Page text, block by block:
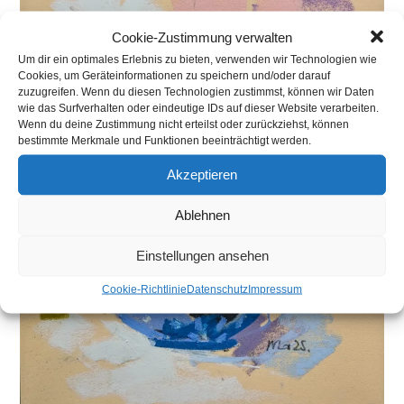
Cookie-Zustimmung verwalten
Um dir ein optimales Erlebnis zu bieten, verwenden wir Technologien wie
Cookies, um Geräteinformationen zu speichern und/oder darauf
zuzugreifen. Wenn du diesen Technologien zustimmst, können wir Daten
wie das Surfverhalten oder eindeutige IDs auf dieser Website verarbeiten.
Wenn du deine Zustimmung nicht erteilst oder zurückziehst, können
bestimmte Merkmale und Funktionen beeinträchtigt werden.
Akzeptieren
Ablehnen
Einstellungen ansehen
Cookie-RichtlinieDatenschutzImpressum